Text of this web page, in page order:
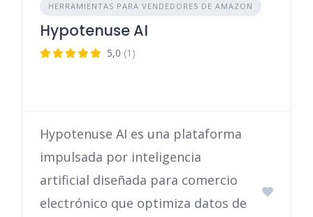
HERRAMIENTAS PARA VENDEDORES DE AMAZON
Hypotenuse AI
5,0 (1)
Hypotenuse AI es una plataforma
impulsada por inteligencia
artificial diseñada para comercio
electrónico que optimiza datos de